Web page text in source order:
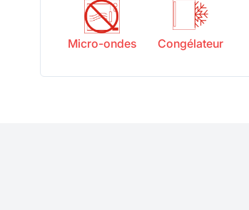
Micro-ondes Congélateur